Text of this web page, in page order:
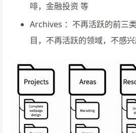
啡，金融投资 等
Archives ：不再活跃的前三
目，不再活跃的领域，不感